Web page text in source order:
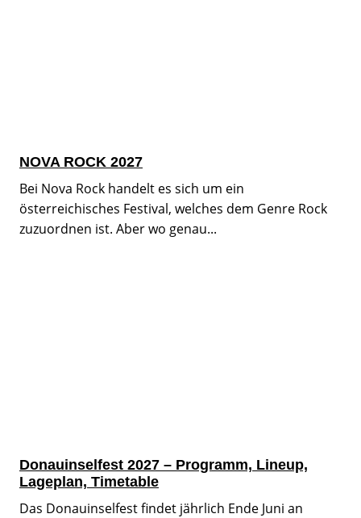
NOVA ROCK 2027
Bei Nova Rock handelt es sich um ein
österreichisches Festival, welches dem Genre Rock
zuzuordnen ist. Aber wo genau...
Donauinselfest 2027 – Programm, Lineup,
Lageplan, Timetable
Das Donauinselfest findet jährlich Ende Juni an